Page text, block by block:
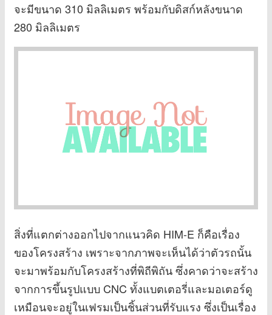
จะมีขนาด 310 มิลลิเมตร พร้อมกับดิสก์หลังขนาด
280 มิลลิเมตร
สิ่งที่แตกต่างออกไปจากแนวคิด HIM-E ก็คือเรื่อง
ของโครงสร้าง เพราะจากภาพจะเห็นได้ว่าตัวรถนั้น
จะมาพร้อมกับโครงสร้างที่พิถีพิถัน ซึ่งคาดว่าจะสร้าง
จากการขึ้นรูปแบบ CNC ทั้งแบตเตอรี่และมอเตอร์ดู
เหมือนจะอยู่ในเฟรมเป็นชิ้นส่วนที่รับแรง ซึ่งเป็นเรื่อง